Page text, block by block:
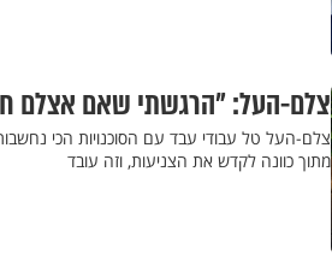
צלם-העל: "הרגשתי שאם אצלם
צלם-העל טל עבודי עבד עם הסוכנויות הכי
מתוך כוונה לקדש את הצניעות, וזה עובד